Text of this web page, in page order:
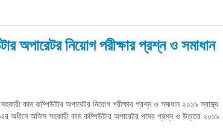
অপারেটর নিয়োগ পরীক্ষার প্রশ্ন ও সমাধান
কাম কম্পিউটার অপারেটর নিয়োগ পরীক্ষার প্রশ্ন ও সমাধান ২০১৯ স্বাস্থ্য
এর অধীনে অফিস সহকারী কাম কম্পিউটার অপারেটর পদের প্রশ্ন ও উত্তর ২০১৯